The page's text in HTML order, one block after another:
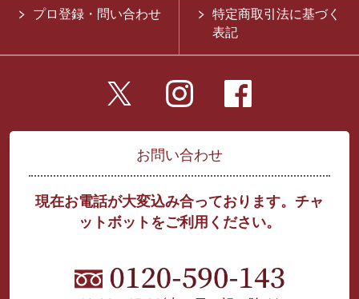
プロ登録・問い合わせ
特定商取引法に基づく
表記
お問い合わせ
現在お電話が大変込み合っております。チャ
ットボットをご利用ください。